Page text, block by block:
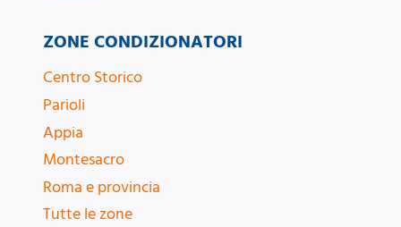
ZONE CONDIZIONATORI
Centro Storico
Parioli
Appia
Montesacro
Roma e provincia
Tutte le zone